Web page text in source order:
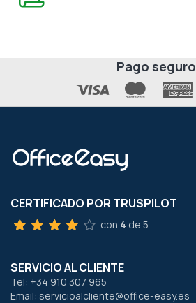
Pago seguro
CERTIFICADO POR TRUSPILOT
con 4 de 5
SERVICIO AL CLIENTE
Tel: +34 910 307 965
Email: servicioalcliente@office-easy.es